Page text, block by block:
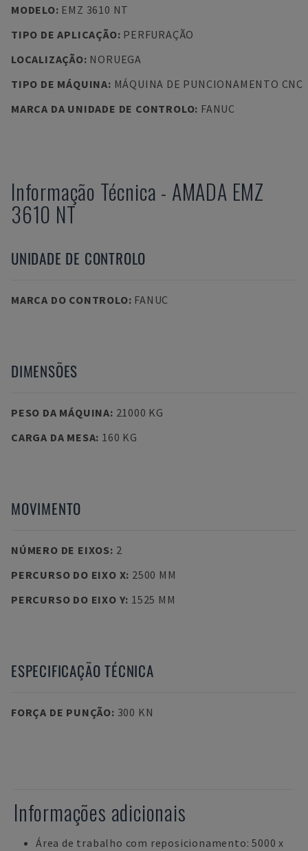
MODELO: EMZ 3610 NT
TIPO DE APLICAÇÃO: PERFURAÇÃO
LOCALIZAÇÃO: NORUEGA
TIPO DE MÁQUINA: MÁQUINA DE PUNCIONAMENTO CNC
MARCA DA UNIDADE DE CONTROLO: FANUC
Informação Técnica - AMADA EMZ
3610 NT
UNIDADE DE CONTROLO
MARCA DO CONTROLO: FANUC
DIMENSÕES
PESO DA MÁQUINA: 21000 KG
CARGA DA MESA: 160 KG
MOVIMENTO
NÚMERO DE EIXOS: 2
PERCURSO DO EIXO X: 2500 MM
PERCURSO DO EIXO Y: 1525 MM
ESPECIFICAÇÃO TÉCNICA
FORÇA DE PUNÇÃO: 300 KN
Informações adicionais
Área de trabalho com reposicionamento: 5000 x